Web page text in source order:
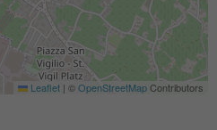
Leaflet | ©OpenStreetMapContributors